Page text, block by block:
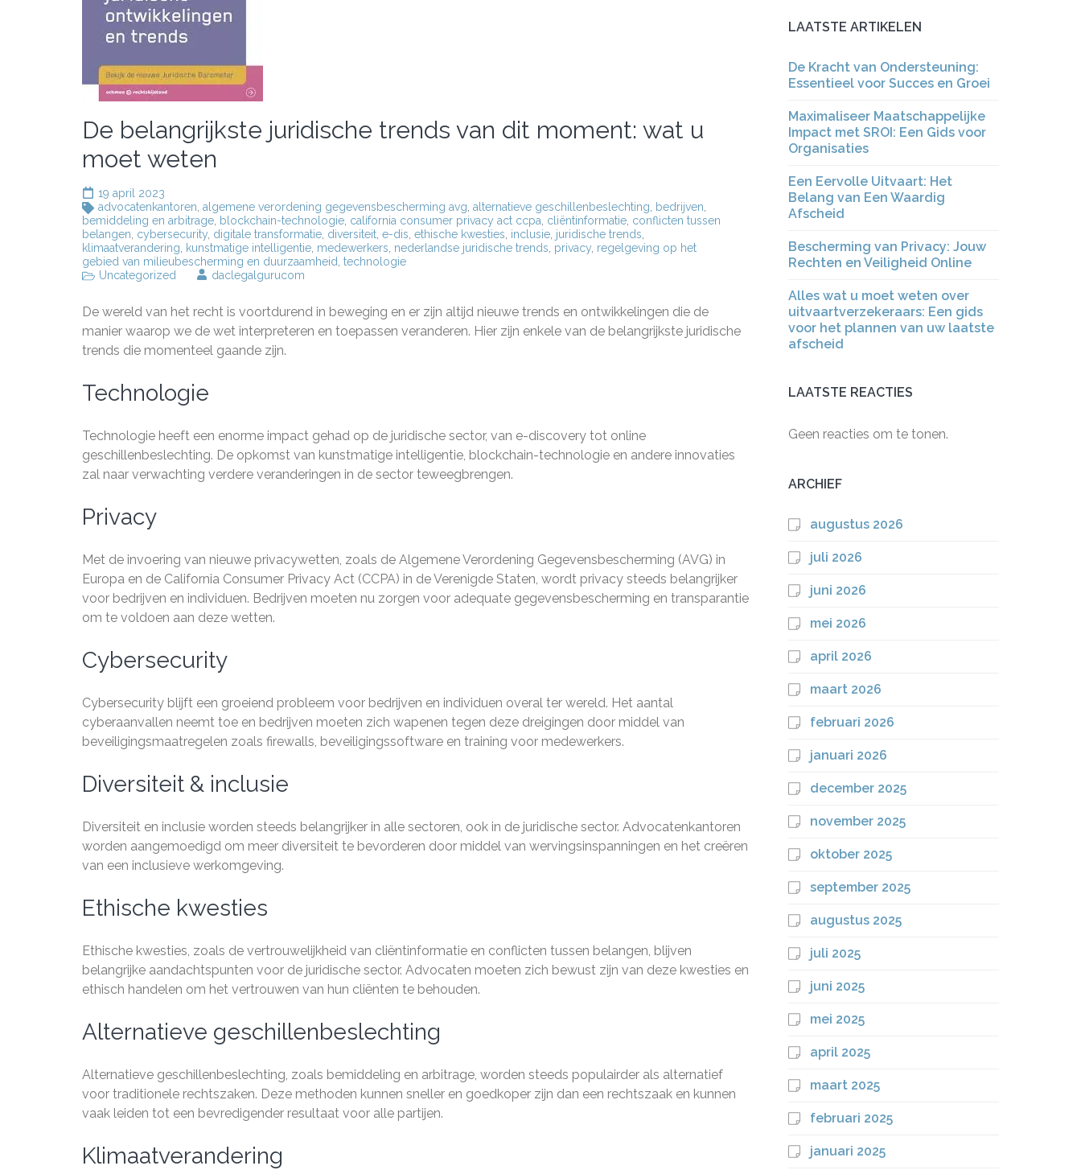
De belangrijkste juridische trends van dit moment: wat u
moet weten
19 april 2023
advocatenkantoren algemene verordening gegevensbescherming avg alternatieve geschillenbeslechting bedrijven
bemiddeling en arbitrage blockchain-technologie california consumer privacy act ccpa cliëntinformatie conflicten tussen
belangen cybersecurity digitale transformatie diversiteit e-dis ethische kwesties inclusie juridische trends
klimaatverandering
kunstmatige intelligentie medewerkers nederlandse juridische trends privacy regelgeving op het
gebied van milieubescherming en duurzaamheid technologie
Uncategorized
daclegalgurucom
De wereld van het recht is voortdurend in beweging en er zijn altijd nieuwe trends en ontwikkelingen die de
manier waarop we de wet interpreteren en toepassen veranderen. Hier zijn enkele van de belangrijkste juridische
trends die momenteel gaande zijn.
Technologie
Technologie heeft een enorme impact gehad op de juridische sector, van e-discovery tot online
geschillenbeslechting. De opkomst van kunstmatige intelligentie, blockchain-technologie en andere innovaties
zal naar verwachting verdere veranderingen in de sector teweegbrengen.
Privacy
Met de invoering van nieuwe privacywetten, zoals de Algemene Verordening Gegevensbescherming (AVG) in
Europa en de California Consumer Privacy Act (CCPA) in de Verenigde Staten, wordt privacy steeds belangrijker
voor bedrijven en individuen. Bedrijven moeten nu zorgen voor adequate gegevensbescherming en transparantie
om te voldoen aan deze wetten.
Cybersecurity
Cybersecurity blijft een groeiend probleem voor bedrijven en individuen overal ter wereld. Het aantal
cyberaanvallen neemt toe en bedrijven moeten zich wapenen tegen deze dreigingen door middel van
beveiligingsmaatregelen zoals firewalls, beveiligingssoftware en training voor medewerkers.
Diversiteit & inclusie
Diversiteit en inclusie worden steeds belangrijker in alle sectoren, ook in de juridische sector. Advocatenkantoren
worden aangemoedigd om meer diversiteit te bevorderen door middel van wervingsinspanningen en het creëren
van een inclusieve werkomgeving.
Ethische kwesties
Ethische kwesties, zoals de vertrouwelijkheid van cliëntinformatie en conflicten tussen belangen, blijven
belangrijke aandachtspunten voor de juridische sector. Advocaten moeten zich bewust zijn van deze kwesties en
ethisch handelen om het vertrouwen van hun cliënten te behouden.
Alternatieve geschillenbeslechting
Alternatieve geschillenbeslechting, zoals bemiddeling en arbitrage, worden steeds populairder als alternatief
voor traditionele rechtszaken. Deze methoden kunnen sneller en goedkoper zijn dan een rechtszaak en kunnen
vaak leiden tot een bevredigender resultaat voor alle partijen.
Klimaatverandering
LAATSTE ARTIKELEN
De Kracht van Ondersteuning:
Essentieel voor Succes en Groei
Maximaliseer Maatschappelijke
Impact met SROI: Een Gids voor
Organisaties
Een Eervolle Uitvaart: Het
Belang van Een Waardig
Afscheid
Bescherming van Privacy: Jouw
Rechten en Veiligheid Online
Alles wat u moet weten over
uitvaartverzekeraars: Een gids
voor het plannen van uw laatste
afscheid
LAATSTE REACTIES
Geen reacties om te tonen.
ARCHIEF
augustus 2026
juli 2026
juni 2026
mei 2026
april 2026
maart 2026
februari 2026
januari 2026
december 2025
november 2025
oktober 2025
september 2025
augustus 2025
juli 2025
juni 2025
mei 2025
april 2025
maart 2025
februari 2025
januari 2025